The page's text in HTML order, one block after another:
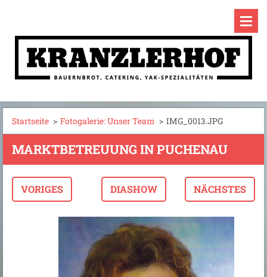
Startseite > Fotogalerie: Unser Team > IMG_0013.JPG
MARKTBETREUUNG IN PUCHENAU
VORIGES DIASHOW NÄCHSTES